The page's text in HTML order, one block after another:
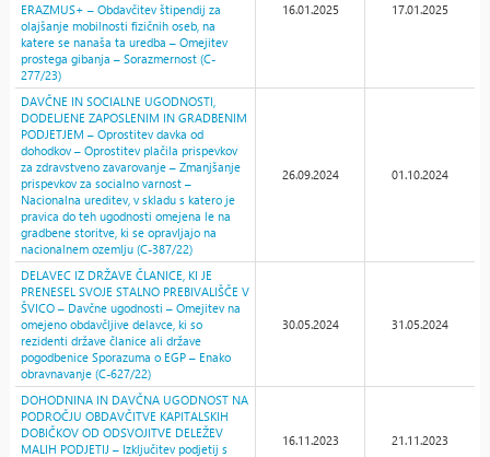
ERAZMUS+ – Obdavčitev štipendij za
olajšanje mobilnosti fizičnih oseb, na
katere se nanaša ta uredba – Omejitev
prostega gibanja – Sorazmernost (C-
277/23)
16.01.2025 17.01.2025
DAVČNE IN SOCIALNE UGODNOSTI,
DODELJENE ZAPOSLENIM IN GRADBENIM
PODJETJEM – Oprostitev davka od
dohodkov – Oprostitev plačila prispevkov
za zdravstveno zavarovanje – Zmanjšanje
prispevkov za socialno varnost –
Nacionalna ureditev, v skladu s katero je
pravica do teh ugodnosti omejena le na
gradbene storitve, ki se opravljajo na
nacionalnem ozemlju (C-387/22)
26.09.2024 01.10.2024
DELAVEC IZ DRŽAVE ČLANICE, KI JE
PRENESEL SVOJE STALNO PREBIVALIŠČE V
ŠVICO – Davčne ugodnosti – Omejitev na
omejeno obdavčljive delavce, ki so
rezidenti države članice ali države
pogodbenice Sporazuma o EGP – Enako
obravnavanje (C-627/22)
30.05.2024 31.05.2024
DOHODNINA IN DAVČNA UGODNOST NA
PODROČJU OBDAVČITVE KAPITALSKIH
DOBIČKOV OD ODSVOJITVE DELEŽEV
MALIH PODJETIJ – Izključitev podjetij s
16.11.2023 21.11.2023